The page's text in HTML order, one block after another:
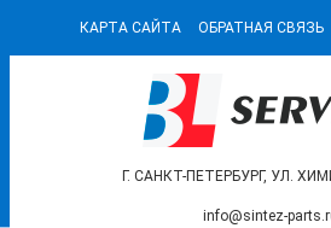
КАРТА САЙТА ОБРАТНАЯ СВЯЗЬ
Г. САНКТ-ПЕТЕРБУРГ, УЛ.
info@sintez-